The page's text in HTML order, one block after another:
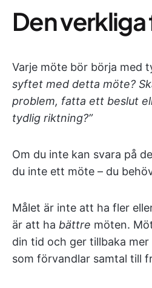
Den
Varje möte bör börja med
syftet med detta möte?
problem, fatta ett beslut
tydlig riktning?”
Om du inte kan svara på
du inte ett möte – du
Målet är inte att ha fler
är att ha bättre möten.
din tid och ger tillbaka
som förvandlar samtal till